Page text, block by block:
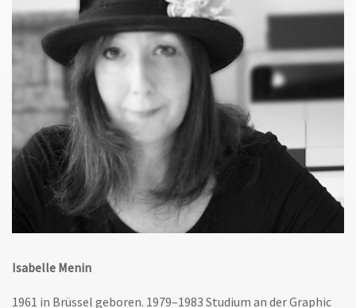
Isabelle Menin
1961 in Brüssel geboren. 1979–1983 Studium an der Graphic